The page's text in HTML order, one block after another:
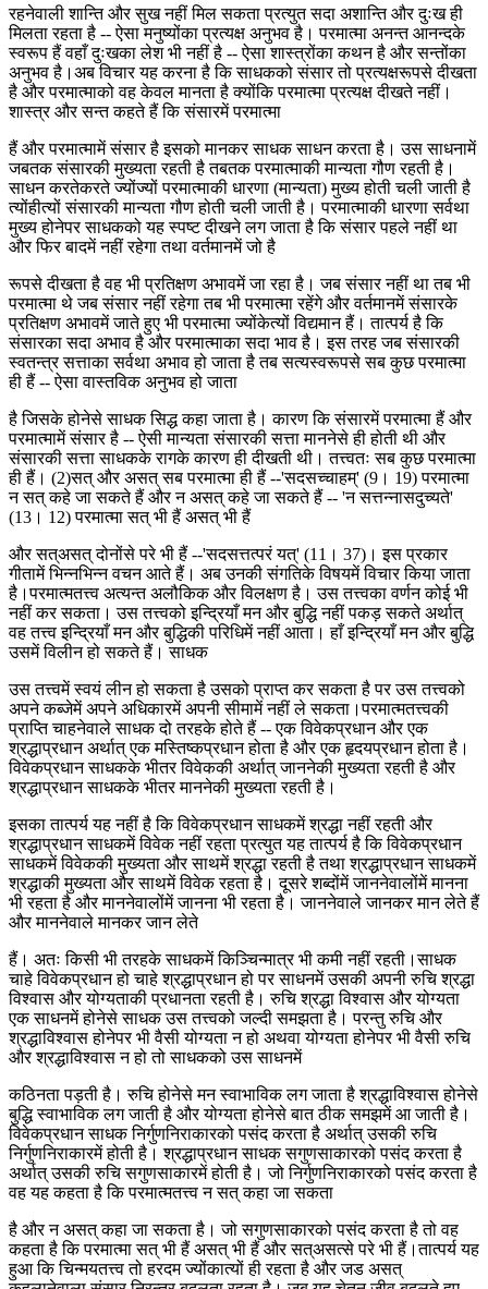
रहनेवाली शान्ति और सुख नहीं मिल सकता प्रत्युत सदा अशान्ति और दुःख ही
मिलता रहता है -- ऐसा मनुष्योंका प्रत्यक्ष अनुभव है। परमात्मा अनन्त आनन्दके
स्वरूप हैं वहाँ दुःखका लेश भी नहीं है -- ऐसा शास्त्रोंका कथन है और सन्तोंका
अनुभव है।अब विचार यह करना है कि साधकको संसार तो प्रत्यक्षरूपसे दीखता
है और परमात्माको वह केवल मानता है क्योंकि परमात्मा प्रत्यक्ष दीखते नहीं।
शास्त्र और सन्त कहते हैं कि संसारमें परमात्मा
हैं और परमात्मामें संसार है इसको मानकर साधक साधन करता है। उस साधनामें
जबतक संसारकी मुख्यता रहती है तबतक परमात्माकी मान्यता गौण रहती है।
साधन करतेकरते ज्योंज्यों परमात्माकी धारणा (मान्यता) मुख्य होती चली जाती है
त्योंहीत्यों संसारकी मान्यता गौण होती चली जाती है। परमात्माकी धारणा सर्वथा
मुख्य होनेपर साधकको यह स्पष्ट दीखने लग जाता है कि संसार पहले नहीं था
और फिर बादमें नहीं रहेगा तथा वर्तमानमें जो है
रूपसे दीखता है वह भी प्रतिक्षण अभावमें जा रहा है। जब संसार नहीं था तब भी
परमात्मा थे जब संसार नहीं रहेगा तब भी परमात्मा रहेंगे और वर्तमानमें संसारके
प्रतिक्षण अभावमें जाते हुए भी परमात्मा ज्योंकेत्यों विद्यमान हैं। तात्पर्य है कि
संसारका सदा अभाव है और परमात्माका सदा भाव है। इस तरह जब संसारकी
स्वतन्त्र सत्ताका सर्वथा अभाव हो जाता है तब सत्यस्वरूपसे सब कुछ परमात्मा
ही हैं -- ऐसा वास्तविक अनुभव हो जाता
है जिसके होनेसे साधक सिद्ध कहा जाता है। कारण कि संसारमें परमात्मा हैं और
परमात्मामें संसार है -- ऐसी मान्यता संसारकी सत्ता माननेसे ही होती थी और
संसारकी सत्ता साधकके रागके कारण ही दीखती थी। तत्त्वतः सब कुछ परमात्मा
ही हैं। (2)सत् और असत् सब परमात्मा ही हैं --'सदसच्चाहम्' (9। 19) परमात्मा
न सत् कहे जा सकते हैं और न असत् कहे जा सकते हैं -- 'न सत्तन्नासदुच्यते'
(13। 12) परमात्मा सत् भी हैं असत् भी हैं
और सत्असत् दोनोंसे परे भी हैं --'सदसत्तत्परं यत्' (11। 37)। इस प्रकार
गीतामें भिन्नभिन्न वचन आते हैं। अब उनकी संगतिके विषयमें विचार किया जाता
है।परमात्मतत्त्व अत्यन्त अलौकिक और विलक्षण है। उस तत्त्वका वर्णन कोई भी
नहीं कर सकता। उस तत्त्वको इन्द्रियाँ मन और बुद्धि नहीं पकड़ सकते अर्थात्
वह तत्त्व इन्द्रियाँ मन और बुद्धिकी परिधिमें नहीं आता। हाँ इन्द्रियाँ मन और बुद्धि
उसमें विलीन हो सकते हैं। साधक
उस तत्त्वमें स्वयं लीन हो सकता है उसको प्राप्त कर सकता है पर उस तत्त्वको
अपने कब्जेमें अपने अधिकारमें अपनी सीमामें नहीं ले सकता।परमात्मतत्त्वकी
प्राप्ति चाहनेवाले साधक दो तरहके होते हैं -- एक विवेकप्रधान और एक
श्रद्धाप्रधान अर्थात् एक मस्तिष्कप्रधान होता है और एक हृदयप्रधान होता है।
विवेकप्रधान साधकके भीतर विवेककी अर्थात् जाननेकी मुख्यता रहती है और
श्रद्धाप्रधान साधकके भीतर माननेकी मुख्यता रहती है।
इसका तात्पर्य यह नहीं है कि विवेकप्रधान साधकमें श्रद्धा नहीं रहती और
श्रद्धाप्रधान साधकमें विवेक नहीं रहता प्रत्युत यह तात्पर्य है कि विवेकप्रधान
साधकमें विवेककी मुख्यता और साथमें श्रद्धा रहती है तथा श्रद्धाप्रधान साधकमें
श्रद्धाकी मुख्यता और साथमें विवेक रहता है। दूसरे शब्दोंमें जाननेवालोंमें मानना
भी रहता है और माननेवालोंमें जानना भी रहता है। जाननेवाले जानकर मान लेते हैं
और माननेवाले मानकर जान लेते
हैं। अतः किसी भी तरहके साधकमें किञ्चिन्मात्र भी कमी नहीं रहती।साधक
चाहे विवेकप्रधान हो चाहे श्रद्धाप्रधान हो पर साधनमें उसकी अपनी रुचि श्रद्धा
विश्वास और योग्यताकी प्रधानता रहती है। रुचि श्रद्धा विश्वास और योग्यता
एक साधनमें होनेसे साधक उस तत्त्वको जल्दी समझता है। परन्तु रुचि और
श्रद्धाविश्वास होनेपर भी वैसी योग्यता न हो अथवा योग्यता होनेपर भी वैसी रुचि
और श्रद्धाविश्वास न हो तो साधकको उस साधनमें
कठिनता पड़ती है। रुचि होनेसे मन स्वाभाविक लग जाता है श्रद्धाविश्वास होनेसे
बुद्धि स्वाभाविक लग जाती है और योग्यता होनेसे बात ठीक समझमें आ जाती है।
विवेकप्रधान साधक निर्गुणनिराकारको पसंद करता है अर्थात् उसकी रुचि
निर्गुणनिराकारमें होती है। श्रद्धाप्रधान साधक सगुणसाकारको पसंद करता है
अर्थात् उसकी रुचि सगुणसाकारमें होती है। जो निर्गुणनिराकारको पसंद करता है
वह यह कहता है कि परमात्मतत्त्व न सत् कहा जा सकता
है और न असत् कहा जा सकता है। जो सगुणसाकारको पसंद करता है तो वह
कहता है कि परमात्मा सत् भी हैं असत् भी हैं और सत्असत्से परे भी हैं।तात्पर्य यह
हुआ कि चिन्मयतत्त्व तो हरदम ज्योंकात्यों ही रहता है और जड असत्